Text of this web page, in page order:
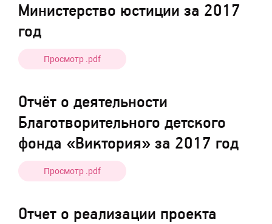
Министерство юстиции за 2017
год
Просмотр .pdf
Отчёт о деятельности
Благотворительного детского
фонда «Виктория» за 2017 год
Просмотр .pdf
Отчет о реализации проекта